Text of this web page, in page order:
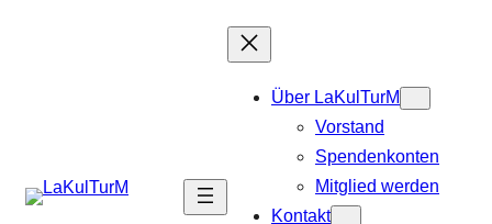
Über LaKulTurM
Vorstand
Spendenkonten
Mitglied werden
Kontakt